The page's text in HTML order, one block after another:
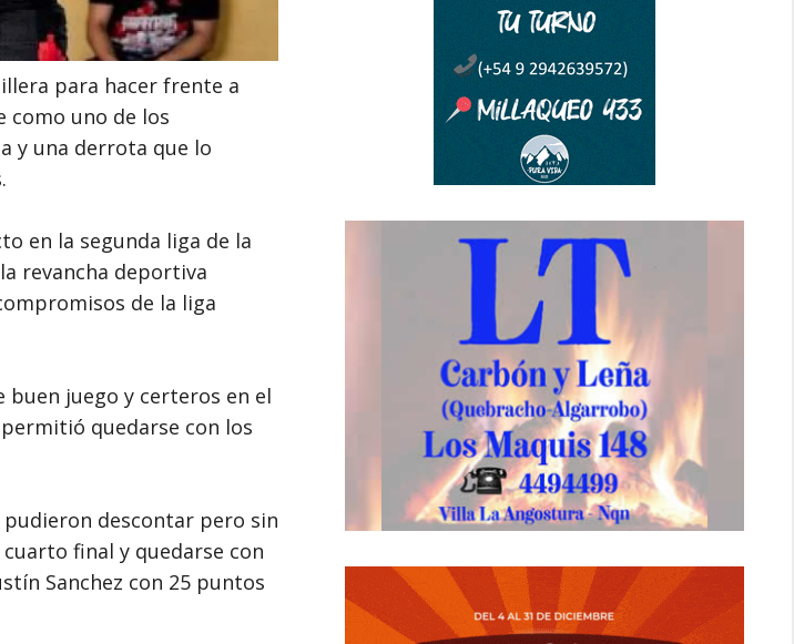
para hacer frente a
como uno de los
y una derrota que lo
en la segunda liga de la
revancha deportiva
de la liga
juego y certeros en el
quedarse con los
pudieron descontar pero sin
final y quedarse con
Sanchez con 25 puntos